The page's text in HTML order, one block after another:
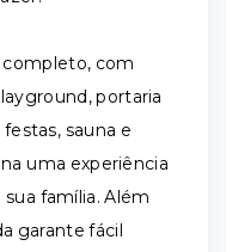
com
portaria
sauna e
uma experiência
família. Além
garante fácil